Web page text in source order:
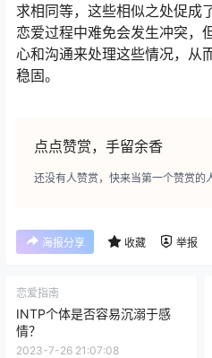
求相同等，这些相似之处促成
恋爱过程中难免会发生冲突，
心和沟通来处理这些情况，从
稳固。
点点赞赏，手留余香
还没有人赞赏，快来当第一个赞赏的
海报分享 收藏 举报
恋爱指南
INTP个体是否容易沉溺于感
情？
2023-7-26 21:07:08